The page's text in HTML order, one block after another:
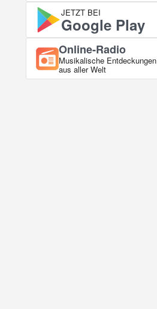
JETZT BEI
Google Play
Online‑Radio
Musikalische Entdeckungen
aus aller Welt